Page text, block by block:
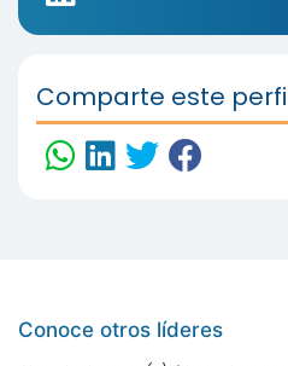
Comparte este
Conoce otros líderes